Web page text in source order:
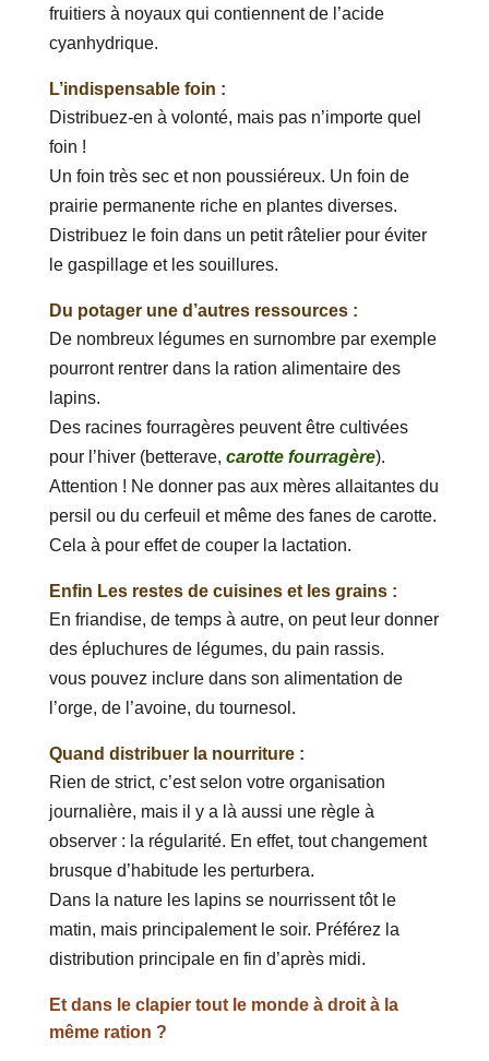
fruitiers à noyaux qui contiennent de l’acide
cyanhydrique.
L’indispensable foin :
Distribuez-en à volonté, mais pas n’importe quel
foin !
Un foin très sec et non poussiéreux. Un foin de
prairie permanente riche en plantes diverses.
Distribuez le foin dans un petit râtelier pour éviter
le gaspillage et les souillures.
Du potager une d’autres ressources :
De nombreux légumes en surnombre par exemple
pourront rentrer dans la ration alimentaire des
lapins.
Des racines fourragères peuvent être cultivées
pour l’hiver (betterave, carotte fourragère).
Attention ! Ne donner pas aux mères allaitantes du
persil ou du cerfeuil et même des fanes de carotte.
Cela à pour effet de couper la lactation.
Enfin Les restes de cuisines et les grains :
En friandise, de temps à autre, on peut leur donner
des épluchures de légumes, du pain rassis.
vous pouvez inclure dans son alimentation de
l’orge, de l’avoine, du tournesol.
Quand distribuer la nourriture :
Rien de strict, c’est selon votre organisation
journalière, mais il y a là aussi une règle à
observer : la régularité. En effet, tout changement
brusque d’habitude les perturbera.
Dans la nature les lapins se nourrissent tôt le
matin, mais principalement le soir. Préférez la
distribution principale en fin d’après midi.
Et dans le clapier tout le monde à droit à la
même ration ?